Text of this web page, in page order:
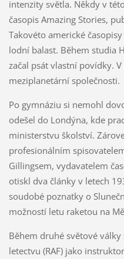
intenzity světla. Někdy v
časopis Amazing Stories,
Takovéto americké
lodní balast. Během studia
začal psát vlastní povídky.
meziplanetární společnosti.
Po gymnáziu si nemohl
odešel do Londýna, kde
ministerstvu školství.
profesionálním
Gillingsem, vydavatelem
otiskl dva články v letech
soudobé poznatky o
možností letu raketou na
Během druhé světové
letectvu (RAF) jako